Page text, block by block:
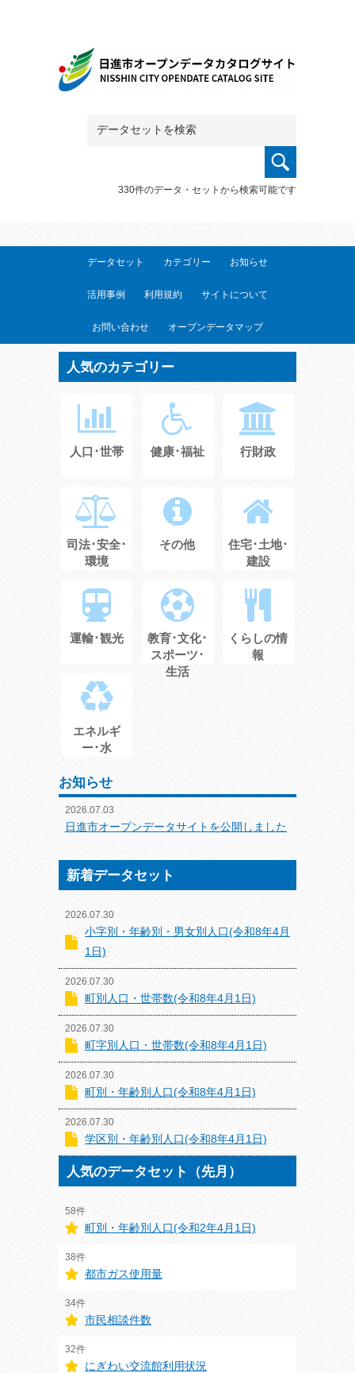
330件のデータ・セットから検索可能です
データセット カテゴリー お知らせ
活用事例 利用規約 サイトについて
お問い合わせ オープンデータマップ
人気のカテゴリー
人口･世帯 健康･福祉 行財政
司法･安全･
環境
その他
住宅･土地･
建設
運輸･観光
教育･文化･
スポーツ･
生活
くらしの情
報
エネルギ
ー･水
お知らせ
2026.07.03
日進市オープンデータサイトを公開しました
新着データセット
2026.07.30
小字別・年齢別・男女別人口(令和8年4月
1日)
2026.07.30
町別人口・世帯数(令和8年4月1日)
2026.07.30
町字別人口・世帯数(令和8年4月1日)
2026.07.30
町別・年齢別人口(令和8年4月1日)
2026.07.30
学区別・年齢別人口(令和8年4月1日)
人気のデータセット（先月）
58件
町別・年齢別人口(令和2年4月1日)
38件
都市ガス使用量
34件
市民相談件数
32件
にぎわい交流館利用状況